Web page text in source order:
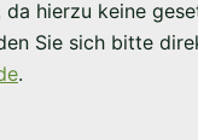
hierzu keine
Sie sich bitte
.